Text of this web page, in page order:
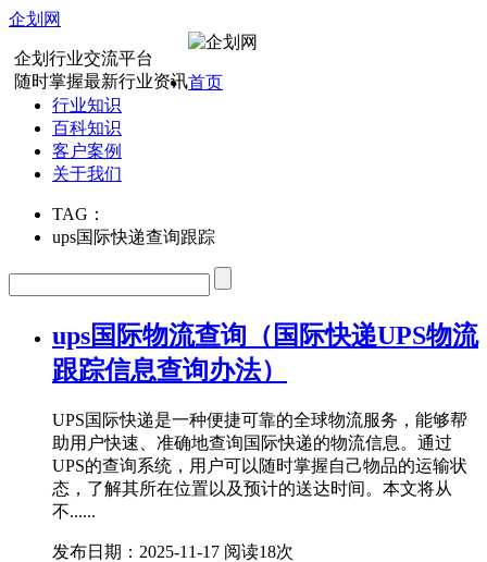
企划网
企划行业交流平台
随时掌握最新行业资讯首页
行业知识
百科知识
客户案例
关于我们
TAG：
ups国际快递查询跟踪
ups国际物流查询（国际快递UPS物流
跟踪信息查询办法）
UPS国际快递是一种便捷可靠的全球物流服务，能够帮
助用户快速、准确地查询国际快递的物流信息。通过
UPS的查询系统，用户可以随时掌握自己物品的运输状
态，了解其所在位置以及预计的送达时间。本文将从
不......
发布日期：2025-11-17 阅读18次